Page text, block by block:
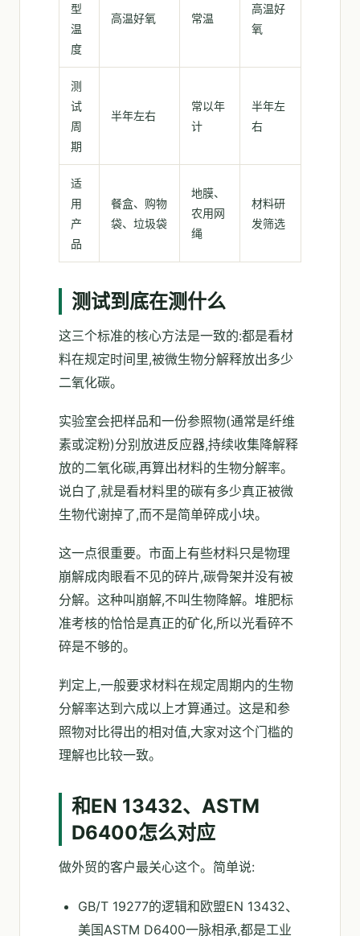
型
温
度
高温好氧 常温
高温好
氧
测
试
周
期
半年左右
常以年
计
半年左
右
适
用
产
品
餐盒、购物
袋、垃圾袋
地膜、
农用网
绳
材料研
发筛选
测试到底在测什么
这三个标准的核心方法是一致的:都是看材
料在规定时间里,被微生物分解释放出多少
二氧化碳。
实验室会把样品和一份参照物(通常是纤维
素或淀粉)分别放进反应器,持续收集降解释
放的二氧化碳,再算出材料的生物分解率。
说白了,就是看材料里的碳有多少真正被微
生物代谢掉了,而不是简单碎成小块。
这一点很重要。市面上有些材料只是物理
崩解成肉眼看不见的碎片,碳骨架并没有被
分解。这种叫崩解,不叫生物降解。堆肥标
准考核的恰恰是真正的矿化,所以光看碎不
碎是不够的。
判定上,一般要求材料在规定周期内的生物
分解率达到六成以上才算通过。这是和参
照物对比得出的相对值,大家对这个门槛的
理解也比较一致。
和EN 13432、ASTM
D6400怎么对应
做外贸的客户最关心这个。简单说:
GB/T 19277的逻辑和欧盟EN 13432、
美国ASTM D6400一脉相承,都是工业